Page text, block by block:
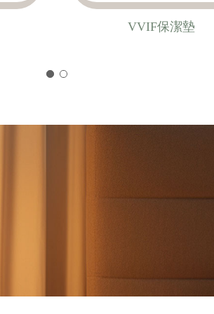
VVIF保潔墊